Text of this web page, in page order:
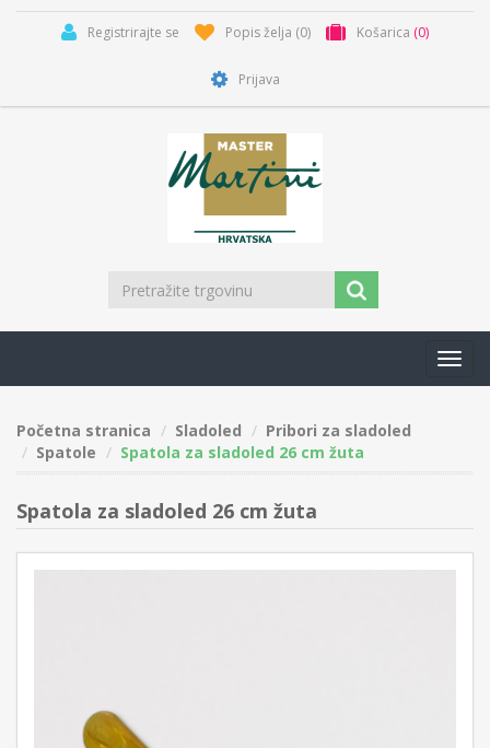
Registrirajte se Popis želja (0) Košarica (0)
Prijava
Početna stranica Sladoled
Pribori za sladoled
Spatole
Spatola za sladoled 26 cm žuta
Spatola za sladoled 26 cm žuta